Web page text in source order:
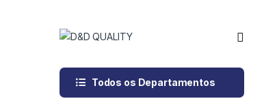
Todos os Departamentos